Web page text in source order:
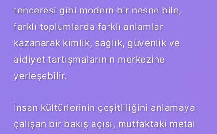
tenceresi gibi modern bir nesne bile,
farklı toplumlarda farklı anlamlar
kazanarak kimlik, sağlık, güvenlik ve
aidiyet tartışmalarının merkezine
yerleşebilir.
İnsan kültürlerinin çeşitliliğini anlamaya
çalışan bir bakış açısı, mutfaktaki metal